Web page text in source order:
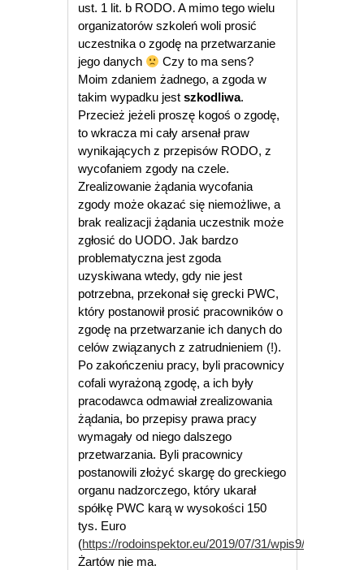
ust. 1 lit. b RODO. A mimo tego wielu
organizatorów szkoleń woli prosić
uczestnika o zgodę na przetwarzanie
jego danych
Czy to ma sens?
Moim zdaniem żadnego, a zgoda w
takim wypadku jestszkodliwa.
Przecież jeżeli proszę kogoś o zgodę,
to wkracza mi cały arsenał praw
wynikających z przepisów RODO, z
wycofaniem zgody na czele.
Zrealizowanie żądania wycofania
zgody może okazać się niemożliwe, a
brak realizacji żądania uczestnik może
zgłosić do UODO. Jak bardzo
problematyczna jest zgoda
uzyskiwana wtedy, gdy nie jest
potrzebna, przekonał się grecki PWC,
który postanowił prosić pracowników o
zgodę na przetwarzanie ich danych do
celów związanych z zatrudnieniem (!).
Po zakończeniu pracy, byli pracownicy
cofali wyrażoną zgodę, a ich były
pracodawca odmawiał zrealizowania
żądania, bo przepisy prawa pracy
wymagały od niego dalszego
przetwarzania. Byli pracownicy
postanowili złożyć skargę do greckiego
organu nadzorczego, który ukarał
spółkę PWC karą w wysokości 150
tys. Euro
(https://rodoinspektor.eu/2019/07/31/wpis9/
Żartów nie ma.